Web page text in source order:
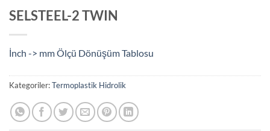
SELSTEEL-2 TWIN
İnch -> mm Ölçü Dönüşüm Tablosu
Kategoriler:Termoplastik Hidrolik